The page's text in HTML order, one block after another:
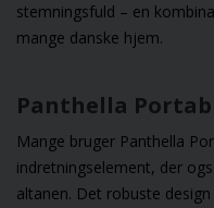
stemningsfuld – en
mange danske hjem.
Panthella
Mange bruger Panthella
indretningselement, der
altanen. Det robuste